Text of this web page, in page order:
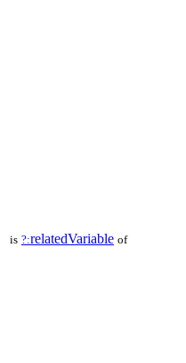
is ?:relatedVariable of